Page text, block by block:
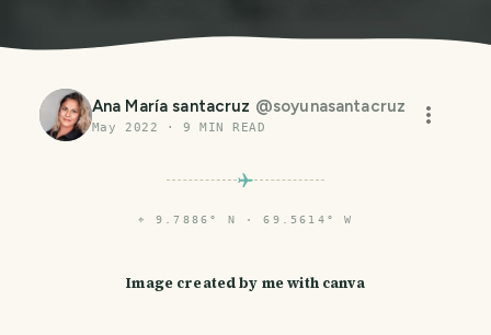
Ana María santacruz @soyunasantacruz
May 2022 · 9 MIN READ
⌖ 9.7886° N · 69.5614° W
Image created by me with canva